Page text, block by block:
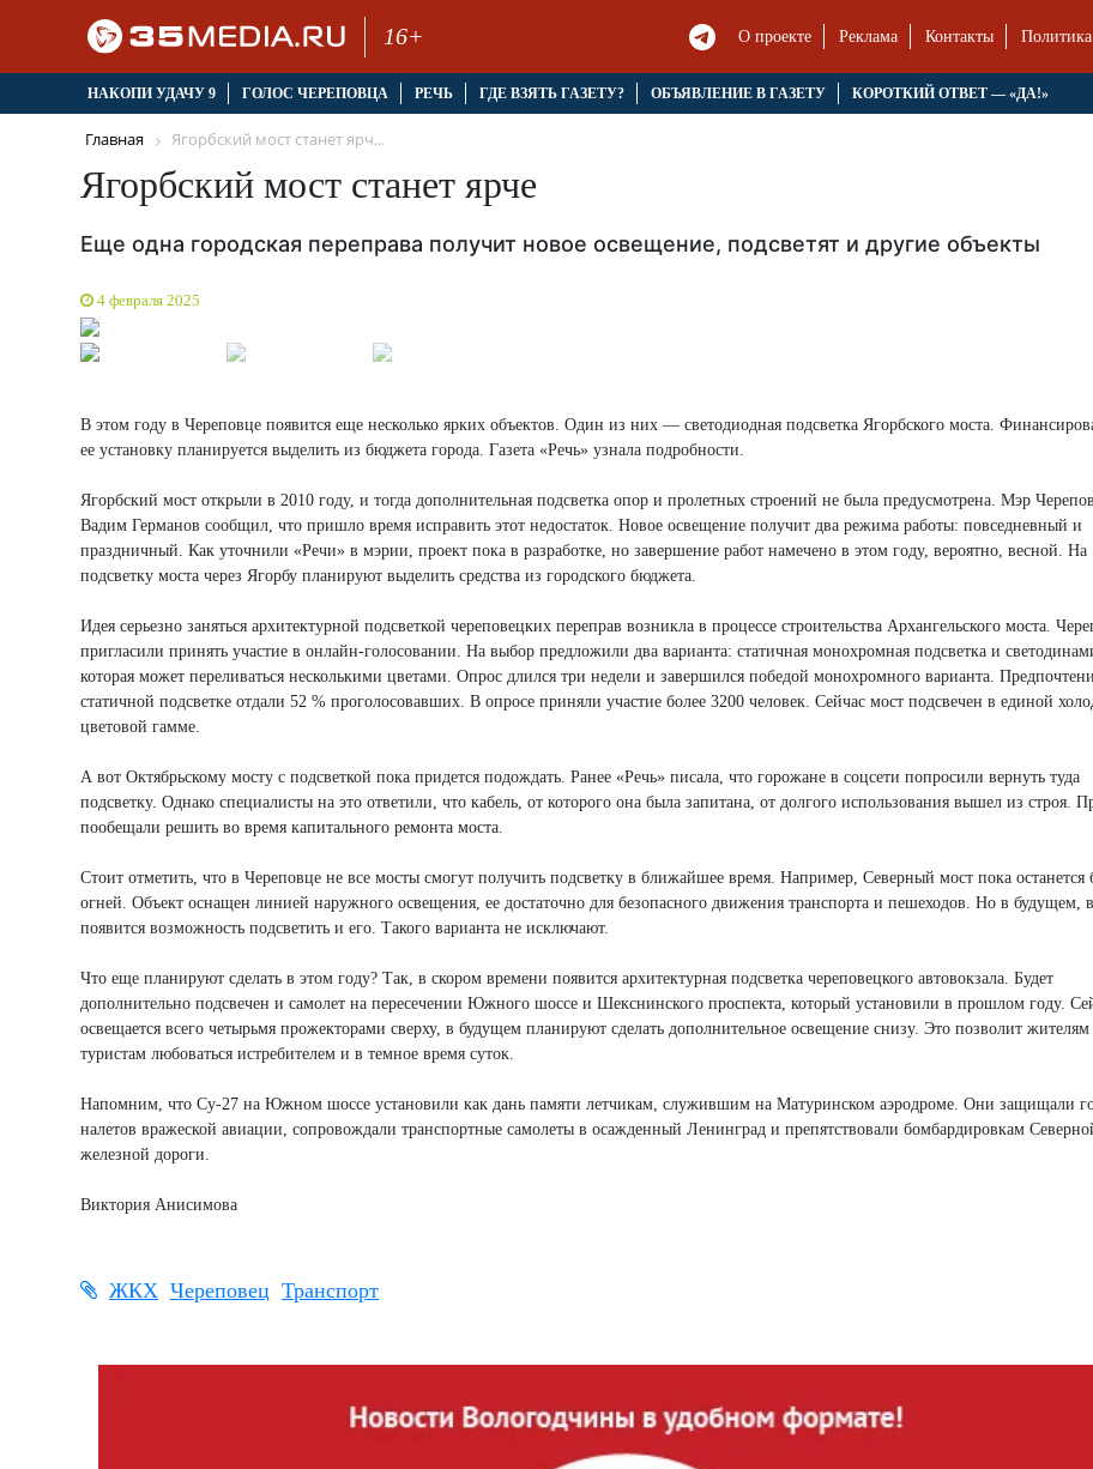
16+ О проекте Реклама Контакты
НАКОПИ УДАЧУ 9 ГОЛОС ЧЕРЕПОВЦА РЕЧЬ ГДЕ ВЗЯТЬ ГАЗЕТУ? ОБЪЯВЛЕНИЕ В ГАЗЕТУ КОРОТКИЙ ОТВЕТ — «ДА!»
Главная Ягорбский мост станет ярч...
Ягорбский мост станет ярче
Еще одна городская переправа получит новое освещение, подсветят и другие объекты
4 февраля 2025
В этом году в Череповце появится еще несколько ярких объектов. Один из них — светодиодная подсветка Ягорбского моста.
ее установку планируется выделить из бюджета города. Газета «Речь» узнала подробности.
Ягорбский мост открыли в 2010 году, и тогда дополнительная подсветка опор и пролетных строений не была предусмотрена. Мэр
Вадим Германов сообщил, что пришло время исправить этот недостаток. Новое освещение получит два режима работы: повседневный и
праздничный. Как уточнили «Речи» в мэрии, проект пока в разработке, но завершение работ намечено в этом году, вероятно, весной. На
подсветку моста через Ягорбу планируют выделить средства из городского бюджета.
Идея серьезно заняться архитектурной подсветкой череповецких переправ возникла в процессе строительства Архангельского моста.
пригласили принять участие в онлайн-голосовании. На выбор предложили два варианта: статичная монохромная подсветка и
которая может переливаться несколькими цветами. Опрос длился три недели и завершился победой монохромного варианта.
статичной подсветке отдали 52 % проголосовавших. В опросе приняли участие более 3200 человек. Сейчас мост подсвечен в единой
цветовой гамме.
А вот Октябрьскому мосту с подсветкой пока придется подождать. Ранее «Речь» писала, что горожане в соцсети попросили вернуть туда
подсветку. Однако специалисты на это ответили, что кабель, от которого она была запитана, от долгого использования вышел из строя.
пообещали решить во время капитального ремонта моста.
Стоит отметить, что в Череповце не все мосты смогут получить подсветку в ближайшее время. Например, Северный мост пока останется
огней. Объект оснащен линией наружного освещения, ее достаточно для безопасного движения транспорта и пешеходов. Но в будущем,
появится возможность подсветить и его. Такого варианта не исключают.
Что еще планируют сделать в этом году? Так, в скором времени появится архитектурная подсветка череповецкого автовокзала. Будет
дополнительно подсвечен и самолет на пересечении Южного шоссе и Шекснинского проспекта, который установили в прошлом году.
освещается всего четырьмя прожекторами сверху, в будущем планируют сделать дополнительное освещение снизу. Это позволит жителям
туристам любоваться истребителем и в темное время суток.
Напомним, что Су-27 на Южном шоссе установили как дань памяти летчикам, служившим на Матуринском аэродроме. Они защищали
налетов вражеской авиации, сопровождали транспортные самолеты в осажденный Ленинград и препятствовали бомбардировкам
железной дороги.
Виктория Анисимова
ЖКХ Череповец Транспорт